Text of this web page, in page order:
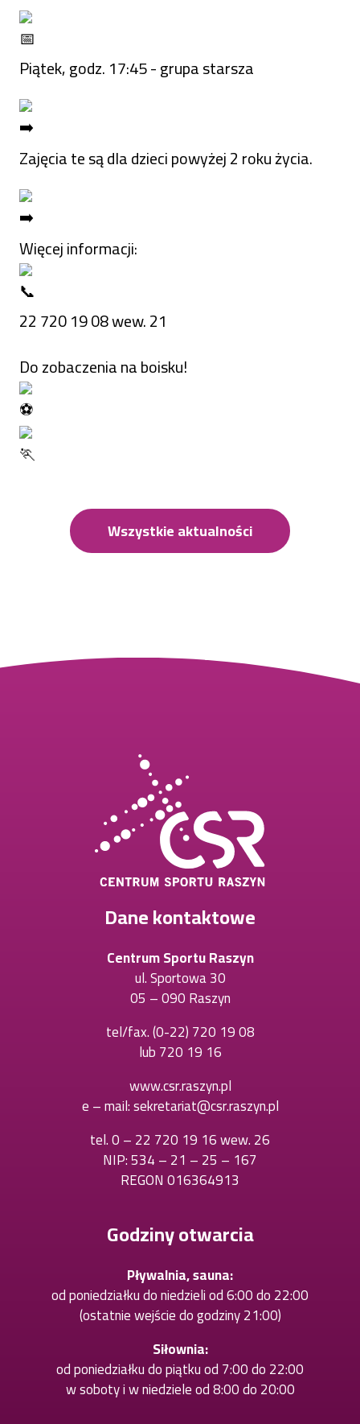
Piątek, godz. 17:45 - grupa starsza
Zajęcia te są dla dzieci powyżej 2 roku życia.
Więcej informacji:
22 720 19 08 wew. 21
Do zobaczenia na boisku!
Wszystkie aktualności
Dane kontaktowe
Centrum Sportu Raszyn
ul. Sportowa 30
05 – 090 Raszyn
tel/fax.(0-22) 720 19 08
karcie
lub720 19 16
w
nowej
karcie
www.csr.raszyn.pl
e – mail:sekretariat@csr.raszyn.pl
tel.0 – 22 720 19 16 wew. 26
NIP: 534 – 21 – 25 – 167
REGON 016364913
Godziny otwarcia
Pływalnia, sauna:
od poniedziałku do niedzieli od 6:00 do 22:00
(ostatnie wejście do godziny 21:00)
Siłownia:
od poniedziałku do piątku od 7:00 do 22:00
w soboty i w niedziele od 8:00 do 20:00